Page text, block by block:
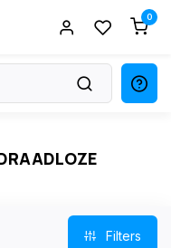
0
Filters